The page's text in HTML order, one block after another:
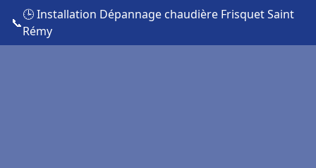
📞
🕒 Installation Dépannage chaudière Frisquet Saint
Rémy